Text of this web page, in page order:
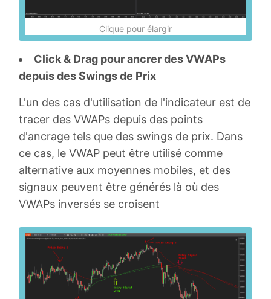
Clique pour élargir
Click & Drag pour ancrer des VWAPs
depuis des Swings de Prix
L'un des cas d'utilisation de l'indicateur est de
tracer des VWAPs depuis des points
d'ancrage tels que des swings de prix. Dans
ce cas, le VWAP peut être utilisé comme
alternative aux moyennes mobiles, et des
signaux peuvent être générés là où des
VWAPs inversés se croisent